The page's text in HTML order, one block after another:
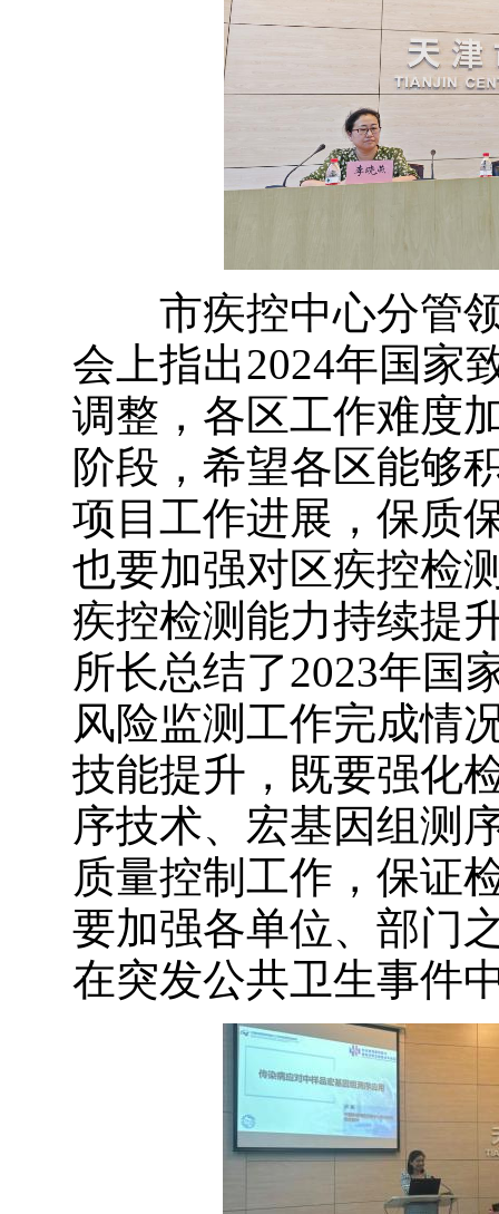
市疾控中心分管领
会上指出2024年国家
调整，各区工作难度
阶段，希望各区能够
项目工作进展，保质
也要加强对区疾控检
疾控检测能力持续提
所长总结了2023年国
风险监测工作完成情
技能提升，既要强化
序技术、宏基因组测
质量控制工作，保证
要加强各单位、部门
在突发公共卫生事件